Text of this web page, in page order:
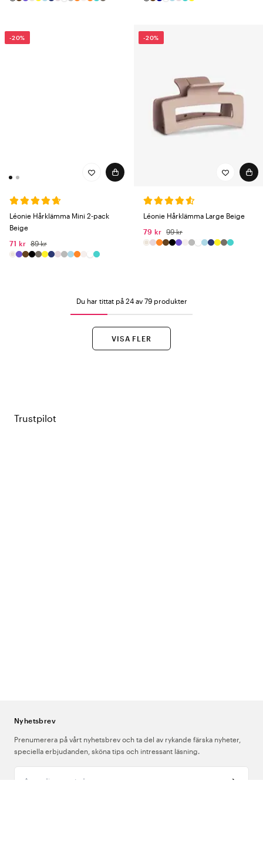
-20%
Léonie Hårklämma Mini 2-pack
Beige
71 kr 89 kr
-20%
Léonie Hårklämma Large Beige
79 kr 99 kr
Du har tittat på 24 av 79 produkter
VISA FLER
Trustpilot
Nyhetsbrev
Prenumerera på vårt nyhetsbrev och ta del av rykande färska nyheter,
speciella erbjudanden, sköna tips och intressant läsning.